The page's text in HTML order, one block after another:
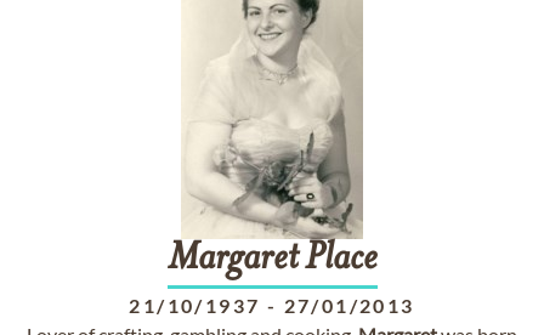
Margaret Place
21/10/1937 - 27/01/2013